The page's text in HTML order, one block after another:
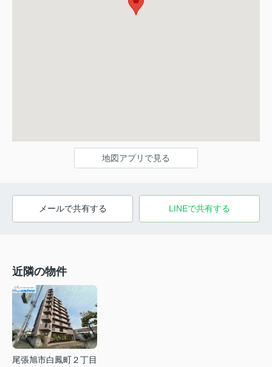
地図アプリで見る
メールで共有する LINEで共有する
近隣の物件
尾張旭市白鳳町２丁目